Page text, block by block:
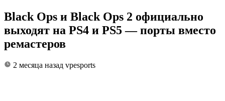
Black Ops и Black Ops 2 официально
выходят на PS4 и PS5 — порты вместо
ремастеров
2 месяца назад vpesports